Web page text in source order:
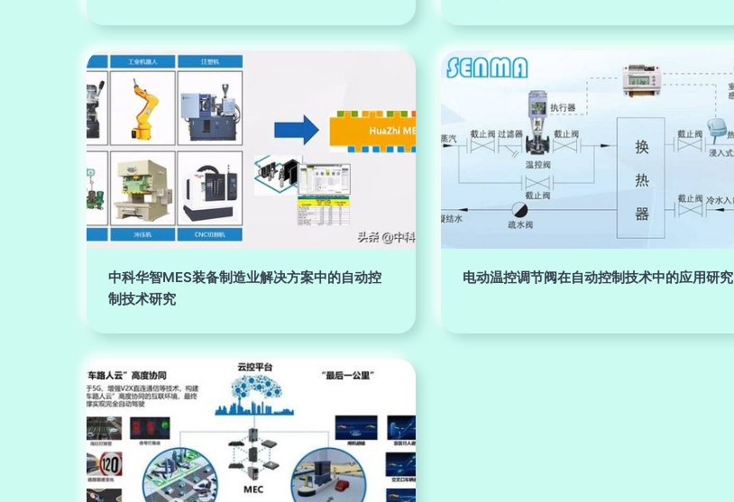
中科华智MES装备制造业解决方案中的自动控
制技术研究
电动温控调节阀在自动控制技术中的应用研究